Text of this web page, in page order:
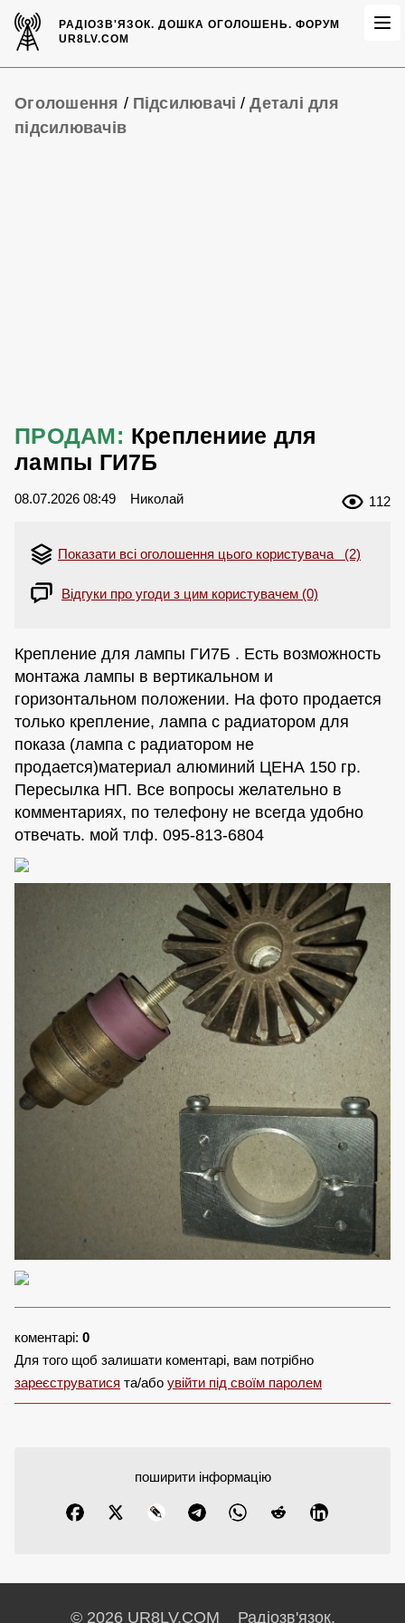
РАДІОЗВ'ЯЗОК.ДОШКА ОГОЛОШЕНЬ. ФОРУМ
UR8LV.COM
Оголошення / Підсилювачі /Деталі для
підсилювачів
ПРОДАМ: Креплениие для
лампы ГИ7Б
08.07.2026 08:49 Николай 112
Показати всі оголошення цього користувача (2)
Відгуки про угоди з цим користувачем (0)
Крепление для лампы ГИ7Б . Есть возможность
монтажа лампы в вертикальном и
горизонтальном положении. На фото продается
только крепление, лампа с радиатором для
показа (лампа с радиатором не
продается)материал алюминий ЦЕНА 150 гр.
Пересылка НП. Все вопросы желательно в
комментариях, по телефону не всегда удобно
отвечать. мой тлф. 095-813-6804
коментарі: 0
Для того щоб залишати коментарі, вам потрібно
зареєструватися та/або увійти під своїм паролем
поширити інформацію
© 2026 UR8LV.COM Радіозв'язок.